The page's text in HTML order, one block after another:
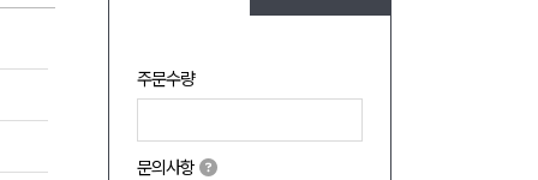
주문수량
문의사항